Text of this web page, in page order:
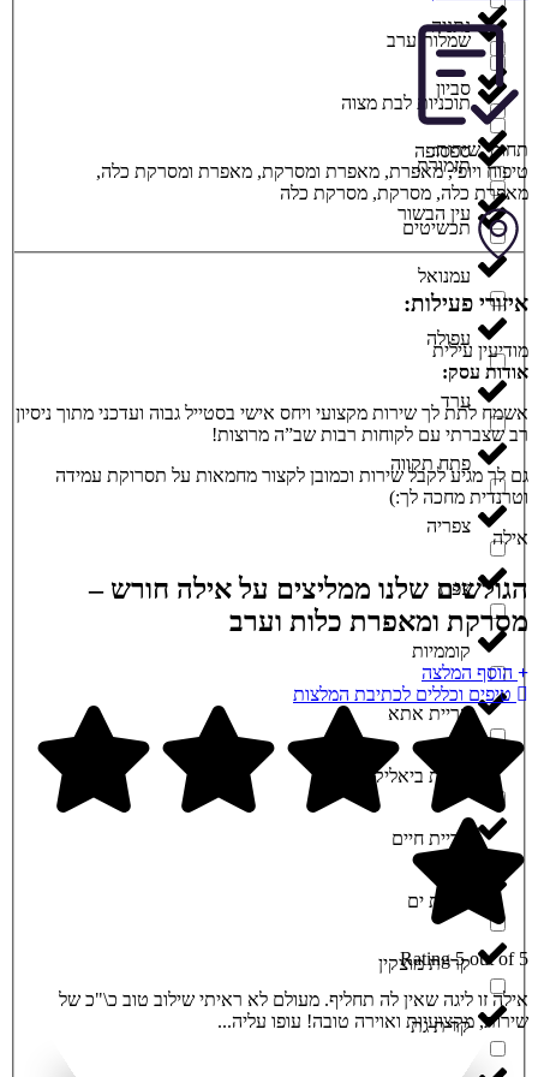
שמלות ערב
תוכניות לבת מצוה
תזמורת
תכשיטים
נתניה
סביון
ספסופה
עין הבשור
עמנואל
עפולה
ערד
פתח תקווה
צפריה
צפת
קוממיות
קריית אתא
קריית ביאליק
קריית חיים
קריית ים
קריית מוצקין
קרית גת
תחומי שירות:
טיפוח ויופי, מאפרת, מאפרת ומסרקת, מאפרת ומסרקת כלה,
מאפרת כלה, מסרקת, מסרקת כלה
איזורי פעילות:
מודיעין עילית
אודות עסק:
אשמח לתת לך שירות מקצועי ויחס אישי בסטייל גבוה ועדכני מתוך ניסיון
רב שצברתי עם לקוחות רבות שב”ה מרוצות!
גם לך מגיע לקבל שירות וכמובן לקצור מחמאות על תסרוקת עמידה
וטרנדית מחכה לך:)
אילה
הגולשים שלנו ממליצים על אילה חורש –
מסרקת ומאפרת כלות וערב
הוסף המלצה
טיפים וכללים לכתיבת המלצות
Rating 5 out of 5
אילה זו ליגה שאין לה תחליף. מעולם לא ראיתי שילוב טוב כ\"כ של
שירות, מקצועיות ואוירה טובה! עופו עליה...